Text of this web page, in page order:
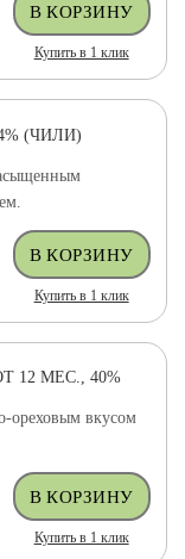
Купить в 1 клик
(ЧИЛИ)
Купить в 1 клик
12 МЕС., 40%
ореховым вкусом
Купить в 1 клик